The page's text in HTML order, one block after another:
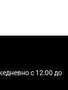
с 12:00 до